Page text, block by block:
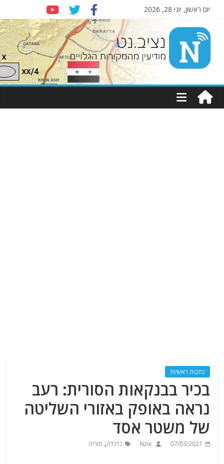
יום ראשון, יוני 28, 2026
Nziv.net
מודיעין
מהמקורות
כתבות ראשיות
בכיר בבנקאות הסורית: רעב
נראה באופק באזורי השליטה
של ​​משטר אסד
07/03/2021
Nziv כלכלה, סוריה